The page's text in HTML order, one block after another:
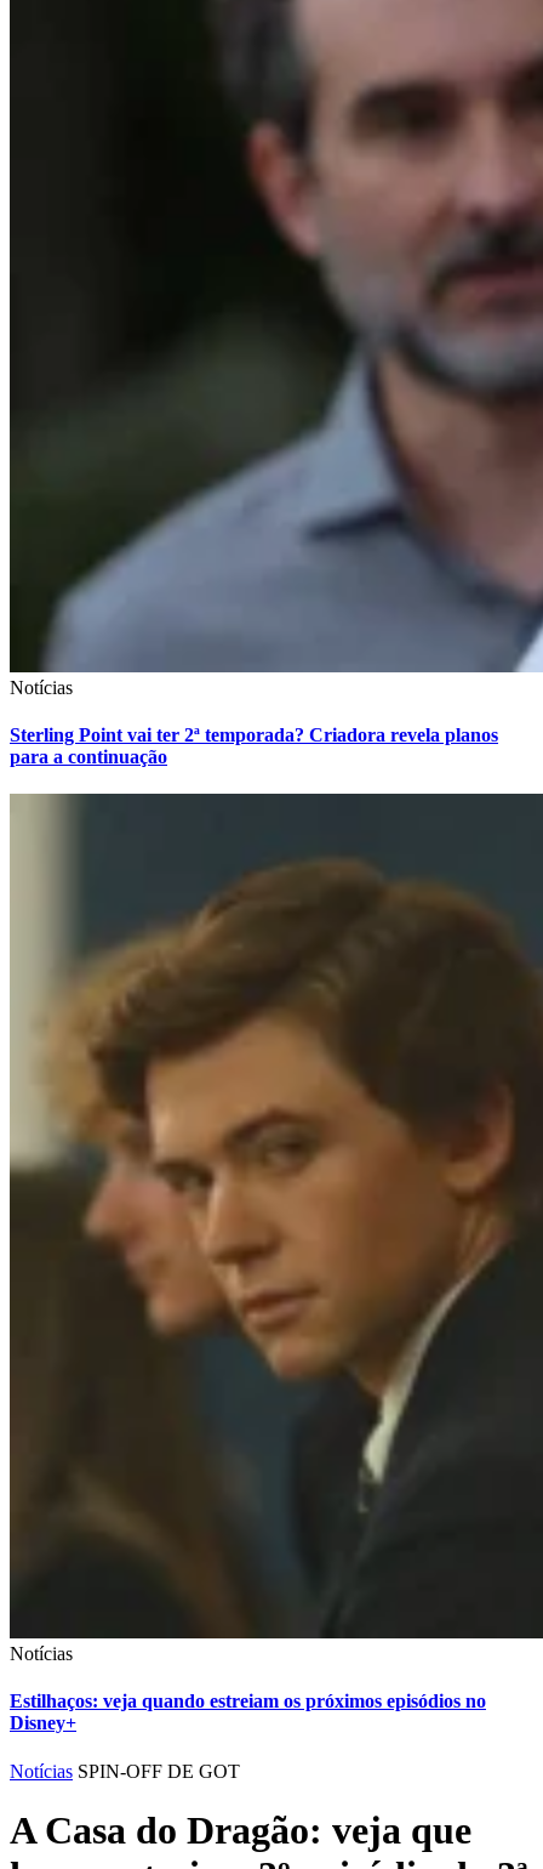
Notícias
Sterling Point vai ter 2ª temporada? Criadora revela planos
para a continuação
Notícias
Estilhaços: veja quando estreiam os próximos episódios no
Disney+
Notícias SPIN-OFF DE GOT
A Casa do Dragão: veja que